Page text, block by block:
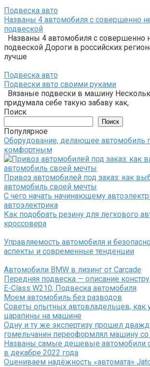
Подвеска авто
Названы 4 автомобиля с совершенно
подвеской
Названы 4 автомобиля с совершенно
подвеской Дороги в российских
лучше
Подвеска авто
Подвески авто своими руками
Вязаные подвески в машину
придумала себе такую забаву как,
Поиск
Поиск
Популярное
Оборудование, делающее автомобиль
комфортным
Привоз автомобилей под заказ: как
автомобиль своей мечты
С чего начать начинающему
автоэлектрика
Как подобрать резину для легкового
кроссовера
Управляемость автомобиля и
аспекты и современные тенденции
Автомобили BMW в лизинг от Carcade
Передняя подвеска — описание
E-Class W210, Подвеска автомобиля
Моем автомобиль без разводов
Советы опытных автовладельцев, как
царапины на машине
Одну и ту же экспертизу прошел
гомельчанин переоформлял машину
Названы самые дешевые автомобили
в декабре 2022 года
Оцениваем надёжность «автомата»